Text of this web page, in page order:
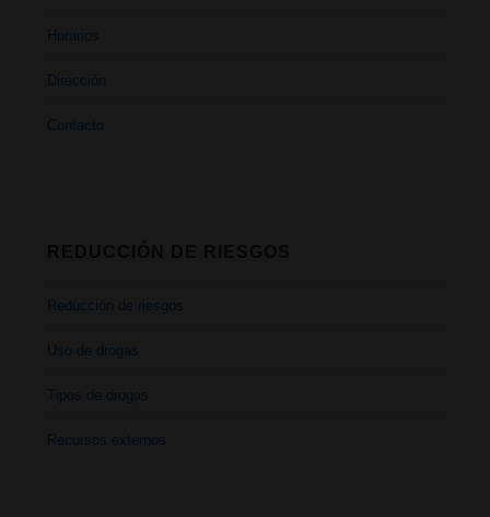
Horarios
Dirección
Contacto
Reducción de riesgos
Uso de drogas
Tipos de drogas
Recursos externos